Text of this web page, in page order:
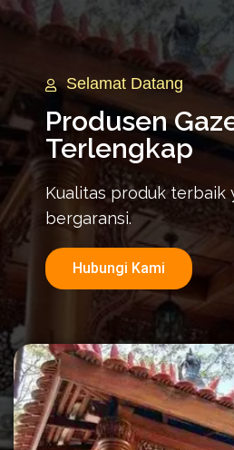
Selamat Datang
Produsen
Terlengkap
Kualitas produk terbaik
bergaransi.
Hubungi Kami